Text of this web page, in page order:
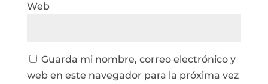
Web
Guarda mi nombre, correo electrónico y
web en este navegador para la próxima vez